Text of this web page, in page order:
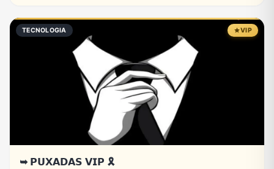
TECNOLOGIA VIP
➥ 𝗣𝗨𝗫𝗔𝗗𝗔𝗦 𝗩𝗜𝗣 🎗️